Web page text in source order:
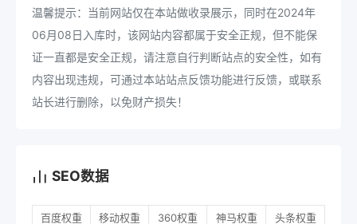
温馨提示：当前网站仅在本站做收录展示，同时在2024年
06月08日入库时，该网站内容都属于安全正规，但不能保
证一直都是安全正规，请注意自行判断站点的安全性，如有
内容出现违规，可通过本站站点反馈功能进行反馈，或联系
站长进行删除，以免财产损失！
SEO数据
百度权重 移动权重 360权重 神马权重 头条权重